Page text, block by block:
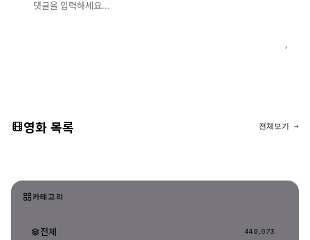
영화 목록 전체보기 →
카테고리
전체 449,073